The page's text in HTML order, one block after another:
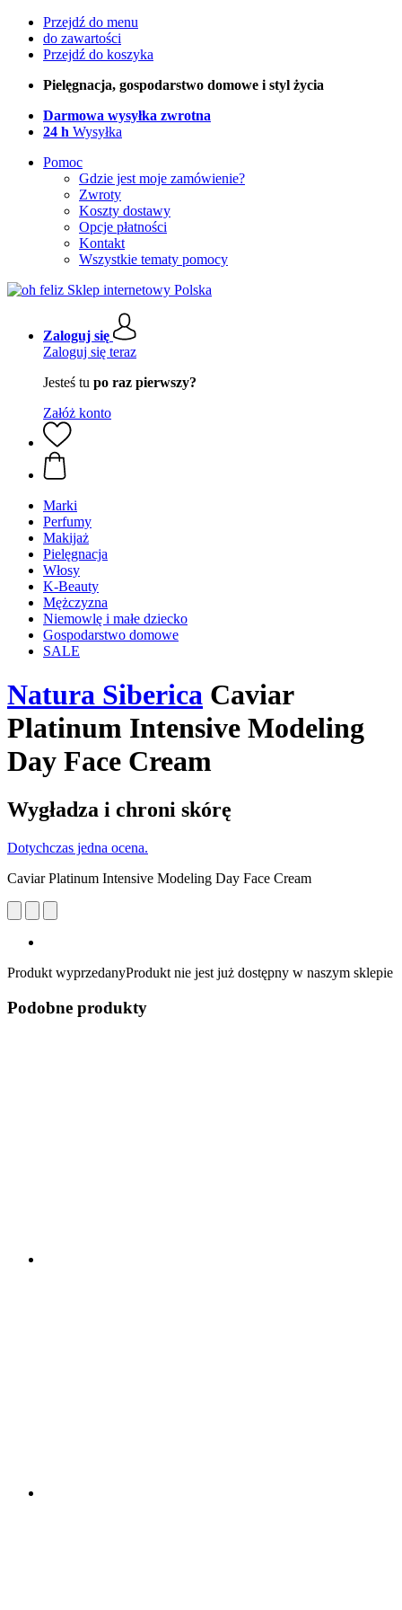
Przejdź do menu
do zawartości
Przejdź do koszyka
Pielęgnacja, gospodarstwo domowe i styl życia
Darmowa wysyłka zwrotna
24 h Wysyłka
Pomoc
Gdzie jest moje zamówienie?
Zwroty
Koszty dostawy
Opcje płatności
Kontakt
Wszystkie tematy pomocy
Zaloguj się
Zaloguj się teraz
Jesteś tu po raz pierwszy?
Załóż konto
Marki
Perfumy
Makijaż
Pielęgnacja
Włosy
K-Beauty
Mężczyzna
Niemowlę i małe dziecko
Gospodarstwo domowe
SALE
Natura Siberica Caviar
Platinum Intensive Modeling
Day Face Cream
Wygładza i chroni skórę
Dotychczas jedna ocena.
Caviar Platinum Intensive Modeling Day Face Cream
Produkt wyprzedanyProdukt nie jest już dostępny w naszym sklepie
Podobne produkty